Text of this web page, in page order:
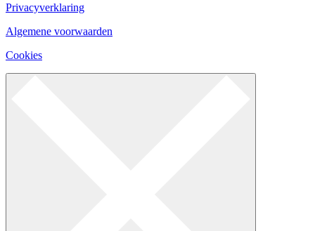
Privacyverklaring
Algemene voorwaarden
Cookies